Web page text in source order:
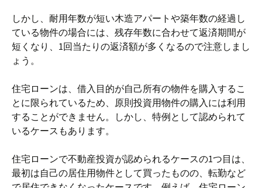
しかし、耐用年数が短い木造アパートや築年数の経過し
ている物件の場合には、残存年数に合わせて返済期間が
短くなり、1回当たりの返済額が多くなるので注意しまし
ょう。
住宅ローンは、借入目的が自己所有の物件を購入するこ
とに限られているため、原則投資用物件の購入には利用
することができません。しかし、特例として認められて
いるケースもあります。
住宅ローンで不動産投資が認められるケースの1つ目は、
最初は自己の居住用物件として買ったものの、転勤など